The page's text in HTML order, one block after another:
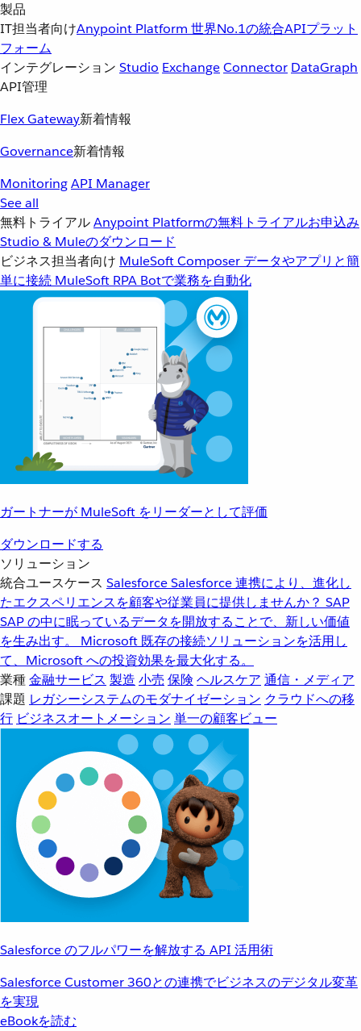
製品
IT担当者向けAnypoint Platform 世界No.1の統合APIプラット
フォーム
インテグレーション Studio ExchangeConnector DataGraph
API管理
Flex Gateway新着情報
Governance新着情報
MonitoringAPI Manager
See all
無料トライアルAnypoint Platformの無料トライアルお申込み
Studio & Muleのダウンロード
ビジネス担当者向け MuleSoft Composer データやアプリと簡
単に接続 MuleSoft RPA Botで業務を自動化
ガートナーが MuleSoft をリーダーとして評価
ダウンロードする
ソリューション
統合ユースケース SalesforceSalesforce 連携により、進化し
たエクスペリエンスを顧客や従業員に提供しませんか？ SAP
SAP の中に眠っているデータを開放することで、新しい価値
を生み出す。
Microsoft 既存の接続ソリューションを活用し
て、Microsoft への投資効果を最大化する。
業種金融サービス 製造 小売 保険 ヘルスケア 通信・メディア
課題 レガシーシステムのモダナイゼーション クラウドへの移
行 ビジネスオートメーション 単一の顧客ビュー
Salesforce のフルパワーを解放する API 活用術
Salesforce Customer 360との連携でビジネスのデジタル変革
を実現
eBookを読む